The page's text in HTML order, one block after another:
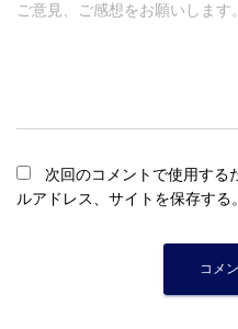
ご意見、ご感想をお願いします。
次回のコメントで使用する
ルアドレス、サイトを保存する。